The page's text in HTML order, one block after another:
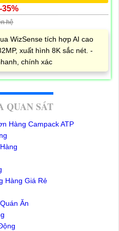
35%
hệ
WizSense tích hợp AI cao
xuất hình 8K sắc nét. -
chính xác
QUAN SÁT
Hàng Campack ATP
Hàng Giá Rẻ
Ăn